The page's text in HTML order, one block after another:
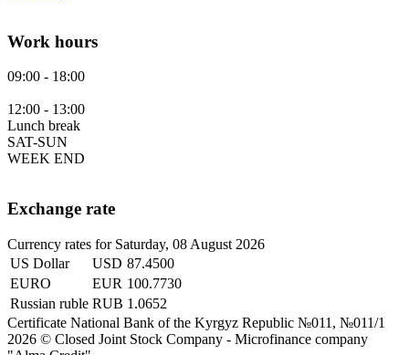
Work hours
09:00 - 18:00
12:00 - 13:00
Lunch break
SAT-SUN
WEEK END
Exchange rate
Currency rates for Saturday, 08 August 2026
US Dollar
USD 87.4500
EURO
EUR 100.7730
Russian ruble RUB 1.0652
Certificate National Bank of the Kyrgyz Republic №011, №011/1
2026 © Closed Joint Stock Company - Microfinance company